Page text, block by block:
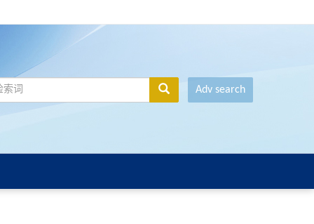
Adv search